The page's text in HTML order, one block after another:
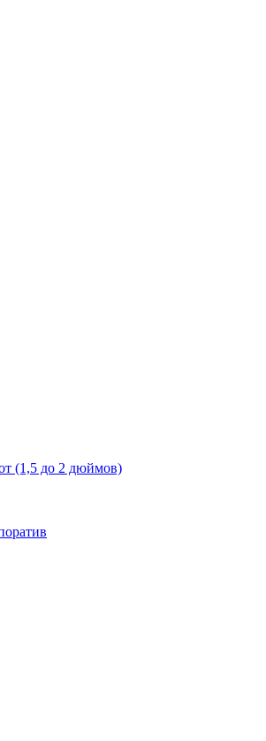
(1,5 до 2 дюймов)